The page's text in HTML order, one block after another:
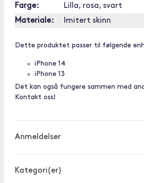
Farge:
Lilla, rosa, svart
Materiale:
Imitert skinn
Dette produktet passer til følgende
iPhone 14
iPhone 13
Det kan også fungere sammen med
Kontakt oss!
Anmeldelser
Kategori(er)